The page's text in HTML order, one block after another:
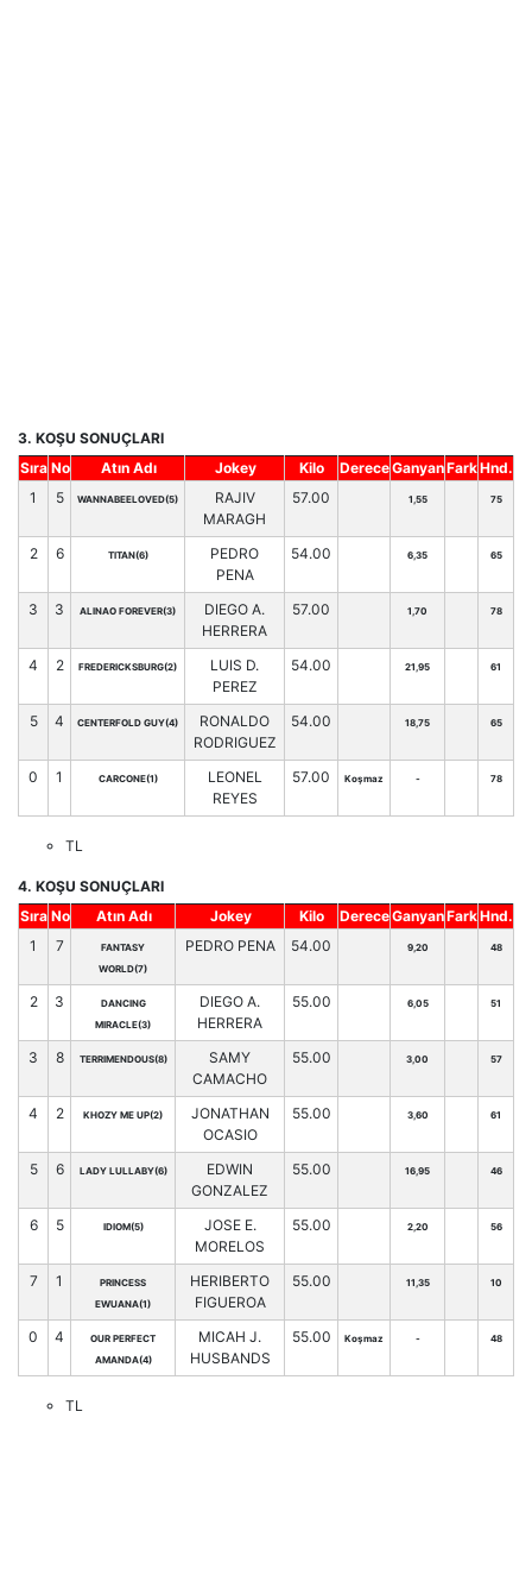
3. KOŞU SONUÇLARI
Sıra No Atın Adı Jokey Kilo DereceGanyanFarkHnd.
1
5 WANNABEELOVED(5)
RAJIV
MARAGH
57.00 1,55 75
2 6 TITAN(6)
PEDRO
PENA
54.00 6,35 65
3 3 ALINAO FOREVER(3)
DIEGO A.
HERRERA
57.00 1,70 78
4 2 FREDERICKSBURG(2)
LUIS D.
PEREZ
54.00 21,95 61
5 4 CENTERFOLD GUY(4)
RONALDO
RODRIGUEZ
54.00 18,75 65
0 1 CARCONE(1)
LEONEL
REYES
57.00 Koşmaz - 78
TL
4. KOŞU SONUÇLARI
Sıra No Atın Adı Jokey Kilo DereceGanyanFarkHnd.
1
7
FANTASY
WORLD(7)
PEDRO PENA 54.00 9,20 48
2 3
DANCING
MIRACLE(3)
DIEGO A.
HERRERA
55.00 6,05 51
3 8 TERRIMENDOUS(8)
SAMY
CAMACHO
55.00 3,00 57
4 2 KHOZY ME UP(2)
JONATHAN
OCASIO
55.00 3,60 61
5 6 LADY LULLABY(6)
EDWIN
GONZALEZ
55.00 16,95 46
6 5 IDIOM(5)
JOSE E.
MORELOS
55.00 2,20 56
7 1
PRINCESS
EWUANA(1)
HERIBERTO
FIGUEROA
55.00 11,35 10
0 4
OUR PERFECT
AMANDA(4)
MICAH J.
HUSBANDS
55.00 Koşmaz - 48
TL